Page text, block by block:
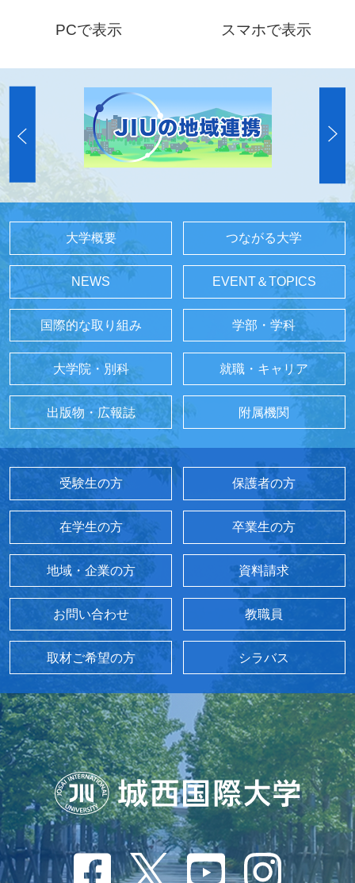
PCで表示 スマホで表示
大学概要 つながる大学
NEWS EVENT＆TOPICS
国際的な取り組み 学部・学科
大学院・別科 就職・キャリア
出版物・広報誌 附属機関
受験生の方 保護者の方
在学生の方 卒業生の方
地域・企業の方 資料請求
お問い合わせ 教職員
取材ご希望の方 シラバス